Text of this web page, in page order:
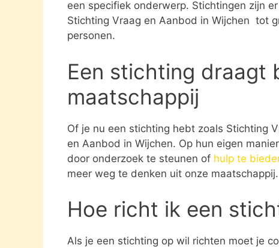
een specifiek onderwerp. Stichtingen zijn
Stichting Vraag en Aanbod in Wijchen tot
personen.
Een stichting draagt
maatschappij
Of je nu een stichting hebt zoals Stichting
en Aanbod in Wijchen. Op hun eigen
door onderzoek te steunen of hulp te
meer weg te denken uit onze maatschappij.
Hoe richt ik een
Als je een stichting op wil richten moet je